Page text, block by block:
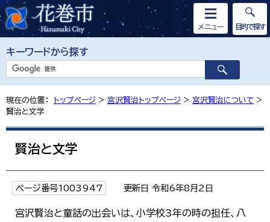
キーワードから探す
メニュー 目的で探す
現在の位置： トップページ > 宮沢賢治トップページ > 宮沢賢治について >
賢治と文学
賢治と文学
ページ番号1003947 更新日 令和6年8月2日
宮沢賢治と童話の出会いは、小学校3年の時の担任、八